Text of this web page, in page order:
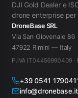
DJI Gold Dealer e
drone enterprise per
DroneBase SRL
Via San Giovenale 86
47922 Rimini — Italy
P.IVA IT04456990409 ·
+39 0541
info@dronebase.it